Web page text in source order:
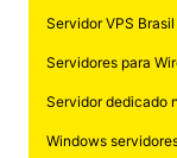
Servidor VPS
Servidores para
Servidor dedicado
Windows